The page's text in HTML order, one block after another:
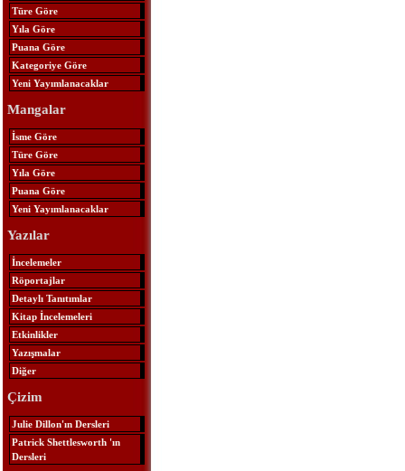
Türe Göre
Yıla Göre
Puana Göre
Kategoriye Göre
Yeni Yayımlanacaklar
Mangalar
İsme Göre
Türe Göre
Yıla Göre
Puana Göre
Yeni Yayımlanacaklar
Yazılar
İncelemeler
Röportajlar
Detaylı Tanıtımlar
Kitap İncelemeleri
Etkinlikler
Yazışmalar
Diğer
Çizim
Julie Dillon'ın Dersleri
Patrick Shettlesworth 'ın
Dersleri